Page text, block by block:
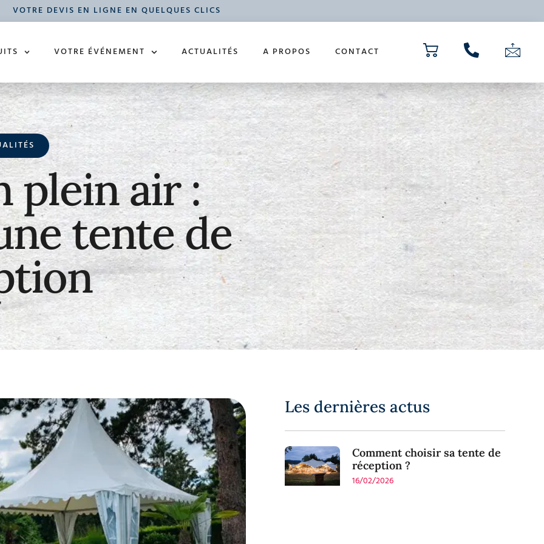
VOTRE DEVIS EN LIGNE EN QUELQUES CLICS
VOTRE ÉVÉNEMENT ACTUALITÉS A PROPOS CONTACT
plein air :
tente de
Les dernières actus
Comment choisir sa tente de
réception ?
16/02/2026